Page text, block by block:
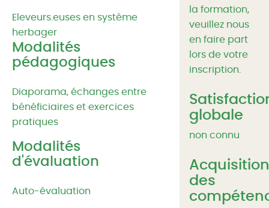
Eleveurs.euses en système
herbager
Modalités
pédagogiques
Diaporama, échanges entre
bénéficiaires et exercices
pratiques
Modalités
d'évaluation
Auto-évaluation
la formation,
veuillez nous
en faire part
lors de votre
inscription.
globale
non connu
Acquisition
des